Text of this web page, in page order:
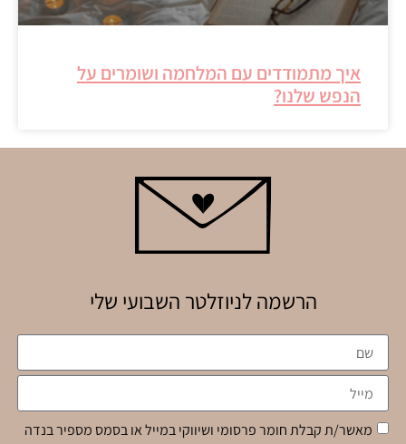
איך מתמודדים עם המלחמה ושומרים על
הנפש שלנו?
הרשמה לניוזלטר השבועי שלי
מאשר/ת קבלת חומר פרסומי ושיווקי במייל או בסמס מספיר בנדה